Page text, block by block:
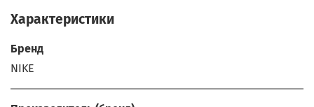
Характеристики
Бренд
NIKE